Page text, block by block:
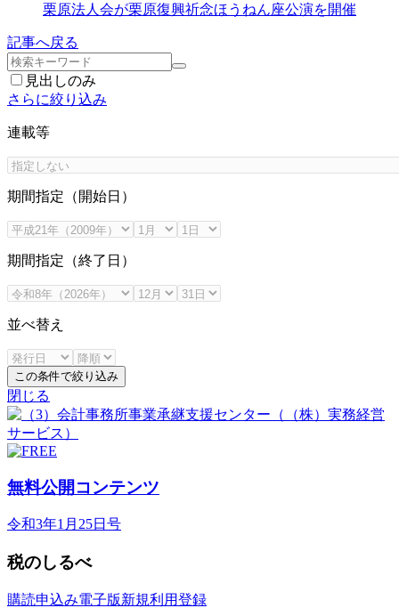
栗原法人会が栗原復興祈念ほうねん座公演を開催
記事へ戻る
見出しのみ
さらに絞り込み
連載等
期間指定（開始日）
期間指定（終了日）
並べ替え
この条件で絞り込み
閉じる
無料公開コンテンツ
令和3年1月25日号
税のしるべ
購読申込み電子版新規利用登録